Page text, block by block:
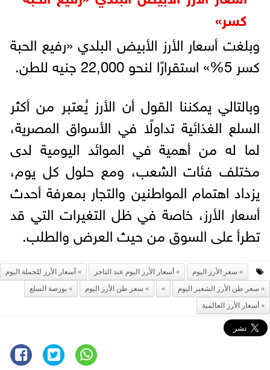
كسر»
وبلغت أسعار الأرز الأبيض البلدي «رفيع الحبة
كسر 5%» استقرارًا لنحو 22,000 جنيه للطن.
وبالتالي يمكننا القول أن الأرز يُعتبر من أكثر
السلع الغذائية تداولًا في الأسواق المصرية،
لما له من أهمية في الموائد اليومية لدى
مختلف فئات الشعب، ومع حلول كل يوم،
يزداد اهتمام المواطنين والتجار بمعرفة أحدث
أسعار الأرز، خاصة في ظل التغيرات التي قد
تطرأ على السوق من حيث العرض والطلب.
سعر الأرز اليوم أسعار الأرز اليوم عند التاجر
أسعار الأرز للجملة اليوم
سعر طن الأرز الشعير اليوم
سعر طن الأرز اليوم
بورصة السلع
أسعار الأرز العالمية